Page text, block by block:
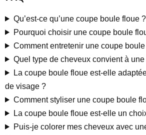
Qu’est-ce qu’une coupe boule floue ?
Pourquoi choisir une coupe boule
Comment entretenir une coupe
Quel type de cheveux convient à
La coupe boule floue est-elle
de visage ?
Comment styliser une coupe boule
La coupe boule floue est-elle un
Puis-je colorer mes cheveux avec